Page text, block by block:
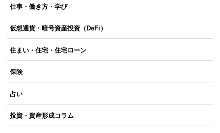
仕事・働き方・学び
仮想通貨・暗号資産投資（DeFi）
住まい・住宅・住宅ローン
保険
占い
投資・資産形成コラム